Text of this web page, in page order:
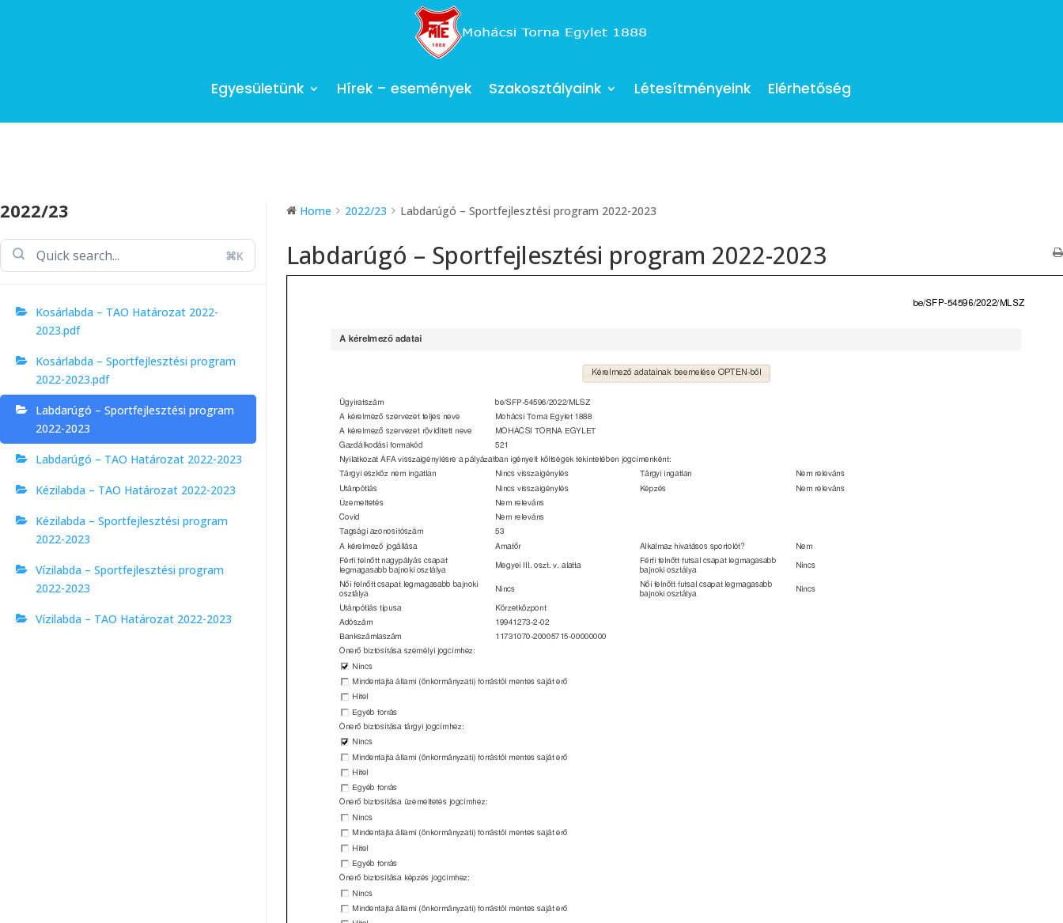
Egyesületünk Hírek – események Szakosztályaink Létesítményeink Elérhetőség
2022/23
⌘K
Kosárlabda – TAO Határozat 2022-
2023.pdf
Kosárlabda – Sportfejlesztési program
2022-2023.pdf
Labdarúgó – Sportfejlesztési program
2022-2023
Labdarúgó – TAO Határozat 2022-2023
Kézilabda – TAO Határozat 2022-2023
Kézilabda – Sportfejlesztési program
2022-2023
Vízilabda – Sportfejlesztési program
2022-2023
Vízilabda – TAO Határozat 2022-2023
Home 2022/23 Labdarúgó – Sportfejlesztési program 2022-2023
Labdarúgó – Sportfejlesztési program 2022-2023